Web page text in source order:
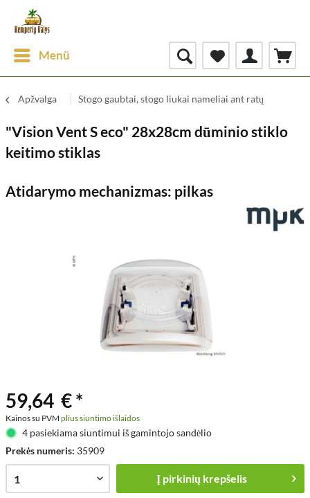
Menü
Apžvalga Stogo gaubtai, stogo liukai nameliai ant ratų
"Vision Vent S eco" 28x28cm dūminio stiklo
keitimo stiklas
Atidarymo mechanizmas: pilkas
59,64 € *
Kainos su PVM plius siuntimo išlaidos
4 pasiekiama siuntimui iš gamintojo sandėlio
Prekės numeris: 35909
Į pirkinių krepšelis